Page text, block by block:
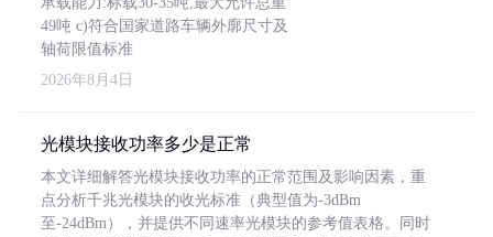
49吨 c)符合国家道路车辆外廓尺寸及
轴荷限值标准
2026年8月4日
光模块接收功率多少是正常
本文详细解答光模块接收功率的正常范围及影响因素，重
点分析千兆光模块的收光标准（典型值为-3dBm
至-24dBm），并提供不同速率光模块的参考值表格。同时